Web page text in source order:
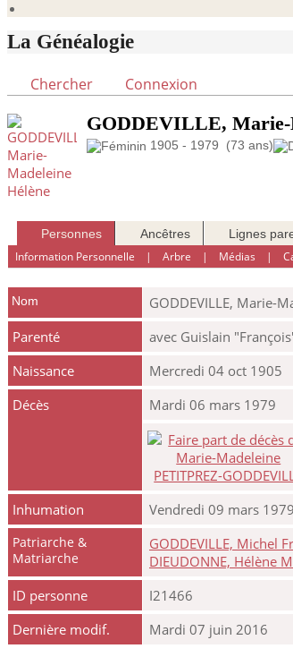
La Généalogie
Chercher Connexion
GODDEVILLE, Marie-
1905 - 1979 (73 ans)
Personnes Ancêtres Lignes
Information Personnelle |Arbre | Médias |
Nom GODDEVILLE, Marie-
Parenté
avec Guislain
Naissance
Mercredi 04 oct 1905
Décès
Mardi 06 mars 1979
Inhumation Vendredi 09 mars 1979
Patriarche &
Matriarche
GODDEVILLE, Michel
DIEUDONNE, Hélène
ID personne
I21466
Dernière modif.
Mardi 07 juin 2016